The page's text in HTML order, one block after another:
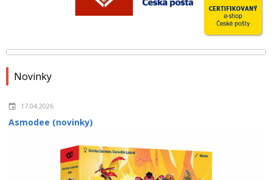
Novinky
17.04.2026
Asmodee (novinky)